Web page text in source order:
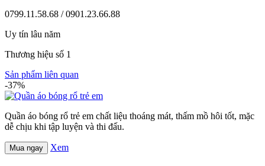
0799.11.58.68 / 0901.23.66.88
Uy tín lâu năm
Thương hiệu số 1
Sản phẩm liên quan
-37%
Quần áo bóng rổ trẻ em chất liệu thoáng mát, thấm mồ hôi tốt, mặc
dễ chịu khi tập luyện và thi đấu.
Mua ngay Xem